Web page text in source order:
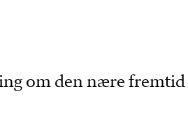
om den nære fremtid